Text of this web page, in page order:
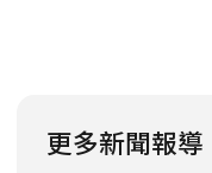
更多新聞報導